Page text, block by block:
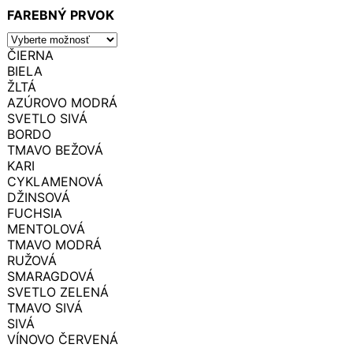
FAREBNÝ PRVOK
ČIERNA
BIELA
ŽLTÁ
AZÚROVO MODRÁ
SVETLO SIVÁ
BORDO
TMAVO BEŽOVÁ
KARI
CYKLAMENOVÁ
DŽINSOVÁ
FUCHSIA
MENTOLOVÁ
TMAVO MODRÁ
RUŽOVÁ
SMARAGDOVÁ
SVETLO ZELENÁ
TMAVO SIVÁ
SIVÁ
VÍNOVO ČERVENÁ